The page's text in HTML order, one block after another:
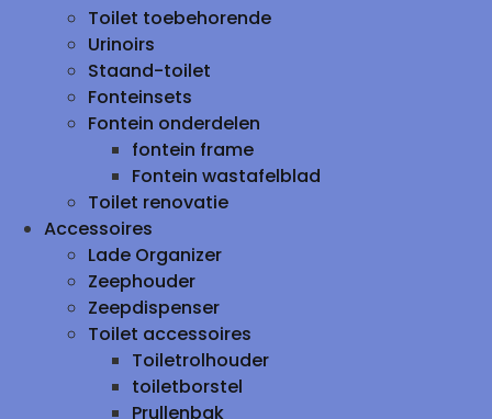
Toilet toebehorende
Urinoirs
Staand-toilet
Fonteinsets
Fontein onderdelen
fontein frame
Fontein wastafelblad
Toilet renovatie
Accessoires
Lade Organizer
Zeephouder
Zeepdispenser
Toilet accessoires
Toiletrolhouder
toiletborstel
Prullenbak